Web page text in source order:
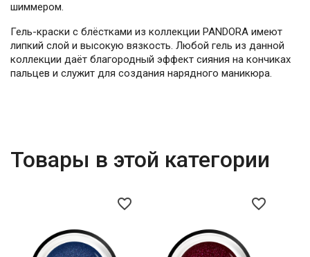
шиммером.
Гель-краски с блёстками из коллекции PANDORA имеют
липкий слой и высокую вязкость. Любой гель из данной
коллекции даёт благородный эффект сияния на кончиках
пальцев и служит для создания нарядного маникюра.
Товары в этой категории
favorite_border favorite_border